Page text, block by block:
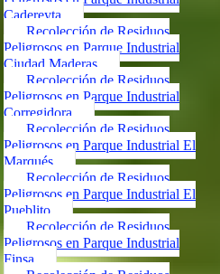
Cadereyta
Recolección de Residuos
Peligrosos en Parque Industrial
Ciudad Maderas
Recolección de Residuos
Peligrosos en Parque Industrial
Corregidora
Recolección de Residuos
Peligrosos en Parque Industrial El
Marqués
Recolección de Residuos
Peligrosos en Parque Industrial El
Pueblito
Recolección de Residuos
Peligrosos en Parque Industrial
Finsa